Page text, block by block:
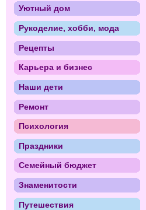
Уютный дом
Рукоделие, хобби, мода
Рецепты
Карьера и бизнес
Наши дети
Ремонт
Психология
Праздники
Семейный бюджет
Знаменитости
Путешествия